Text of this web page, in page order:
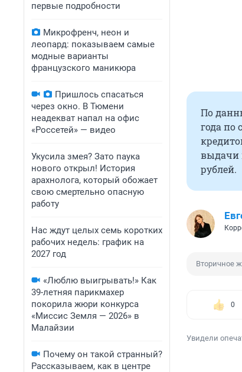
первые подробности
Микрофренч, неон и
леопард: показываем самые
модные варианты
французского маникюра
Пришлось спасаться
через окно. В Тюмени
неадекват напал на офис
«Россетей» — видео
Укусила змея? Зато паука
нового открыл! История
арахнолога, который обожает
свою смертельно опасную
работу
Нас ждут целых семь коротких
рабочих недель: график на
2027 год
«Люблю выигрывать!» Как
39-летняя парикмахер
покорила жюри конкурса
«Миссис Земля — 2026» в
Малайзии
Почему он такой странный?
Рассказываем, как в центре
По
года по
выдачи
рублей.
Вторичное
0
Увидели